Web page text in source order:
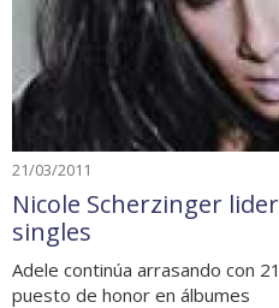
21/03/2011
Nicole Scherzinger
singles
Adele continúa arrasando con
puesto de honor en álbumes